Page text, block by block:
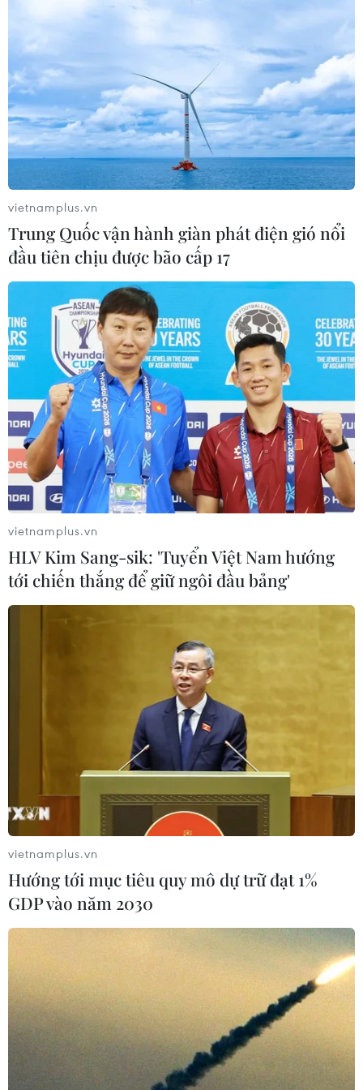
vietnamplus.vn
Trung Quốc vận hành giàn phát điện gió nổi
đầu tiên chịu được bão cấp 17
vietnamplus.vn
HLV Kim Sang-sik: 'Tuyển Việt Nam hướng
tới chiến thắng để giữ ngôi đầu bảng'
vietnamplus.vn
Hướng tới mục tiêu quy mô dự trữ đạt 1%
GDP vào năm 2030